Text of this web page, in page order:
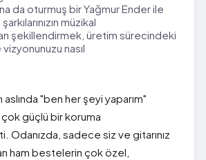
da oturmuş bir Yağmur Ender ile
müzikal
şekillendirmek, üretim sürecindeki
vizyonunuzu nasıl
"ben her şeyi yaparım"
güçlü bir koruma
Odanızda, sadece siz ve gitarınız
ham bestelerin çok özel,